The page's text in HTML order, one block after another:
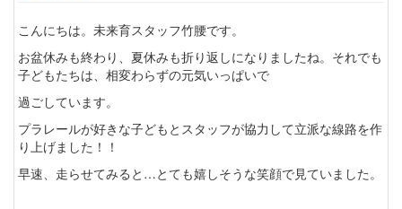
こんにちは。未来育スタッフ竹腰です。
お盆休みも終わり、夏休みも折り返しになりましたね。それでも
子どもたちは、相変わらずの元気いっぱいで
過ごしています。
プラレールが好きな子どもとスタッフが協力して立派な線路を作
り上げました！！
早速、走らせてみると…とても嬉しそうな笑顔で見ていました。